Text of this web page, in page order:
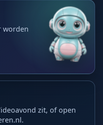
worden
zit, of open